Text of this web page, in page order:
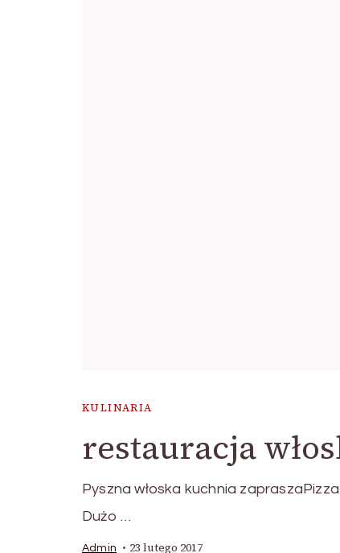
KULINARIA
restauracja
Pyszna włoska kuchnia
Dużo …
Admin 23 lutego 2017